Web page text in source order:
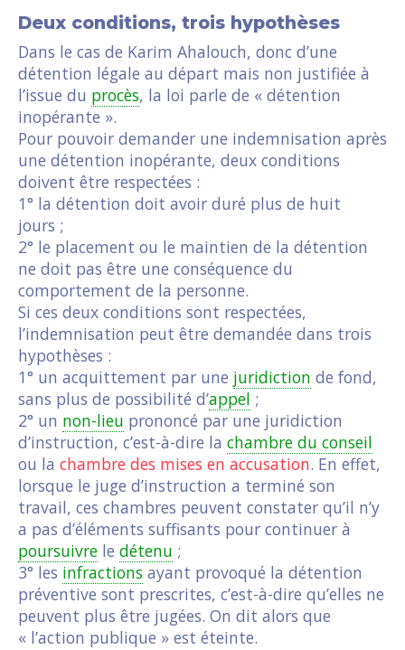
Deux conditions, trois hypothèses
Dans le cas de Karim Ahalouch, donc d’une
détention légale au départ mais non justifiée à
l’issue du procès, la loi parle de « détention
inopérante ».
Pour pouvoir demander une indemnisation après
une détention inopérante, deux conditions
doivent être respectées :
1° la détention doit avoir duré plus de huit
jours ;
2° le placement ou le maintien de la détention
ne doit pas être une conséquence du
comportement de la personne.
Si ces deux conditions sont respectées,
l’indemnisation peut être demandée dans trois
hypothèses :
1° un acquittement par une juridiction de fond,
sans plus de possibilité d’appel ;
2° un non-lieu prononcé par une juridiction
d’instruction, c’est-à-dire la chambre du conseil
ou la chambre des mises en accusation. En effet,
lorsque le juge d’instruction a terminé son
travail, ces chambres peuvent constater qu’il n’y
a pas d’éléments suffisants pour continuer à
poursuivre le détenu ;
3° les infractions ayant provoqué la détention
préventive sont prescrites, c’est-à-dire qu’elles ne
peuvent plus être jugées. On dit alors que
« l’action publique » est éteinte.